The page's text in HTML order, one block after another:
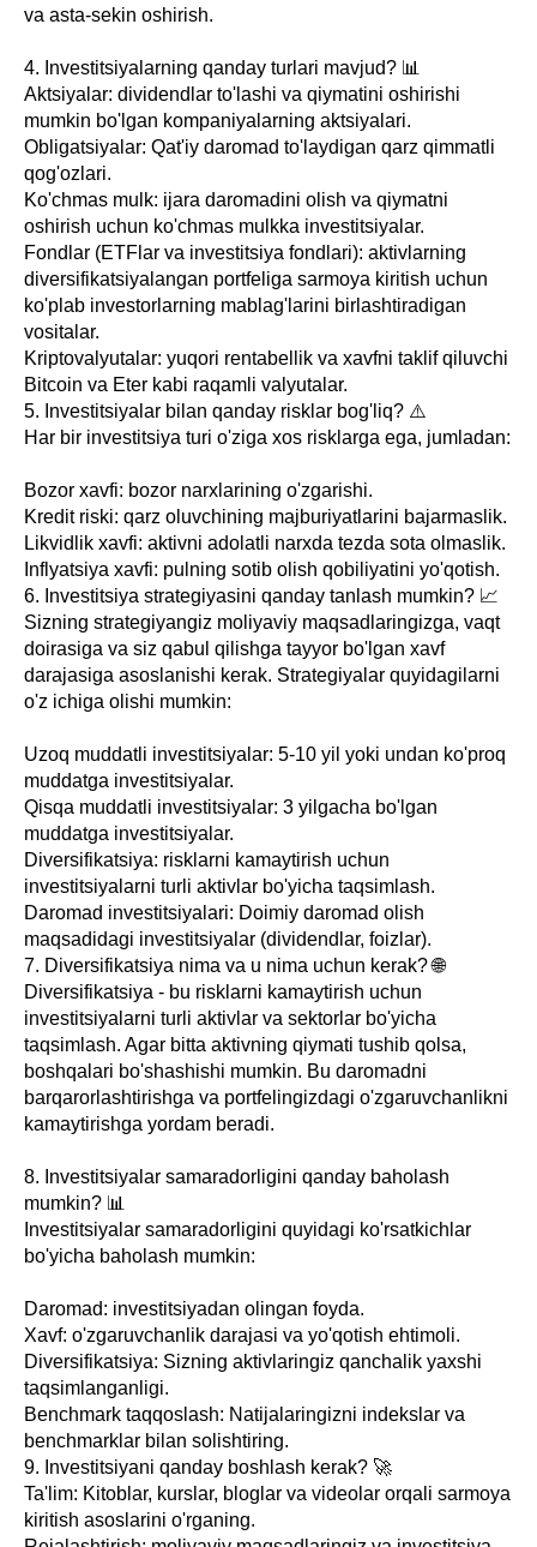
va asta-sekin oshirish.
4. Investitsiyalarning qanday turlari mavjud? 📊
Aktsiyalar: dividendlar to'lashi va qiymatini oshirishi
mumkin bo'lgan kompaniyalarning aktsiyalari.
Obligatsiyalar: Qat'iy daromad to'laydigan qarz qimmatli
qog'ozlari.
Ko'chmas mulk: ijara daromadini olish va qiymatni
oshirish uchun ko'chmas mulkka investitsiyalar.
Fondlar (ETFlar va investitsiya fondlari): aktivlarning
diversifikatsiyalangan portfeliga sarmoya kiritish uchun
ko'plab investorlarning mablag'larini birlashtiradigan
vositalar.
Kriptovalyutalar: yuqori rentabellik va xavfni taklif qiluvchi
Bitcoin va Eter kabi raqamli valyutalar.
5. Investitsiyalar bilan qanday risklar bog'liq? ⚠️
Har bir investitsiya turi o'ziga xos risklarga ega, jumladan:
Bozor xavfi: bozor narxlarining o'zgarishi.
Kredit riski: qarz oluvchining majburiyatlarini bajarmaslik.
Likvidlik xavfi: aktivni adolatli narxda tezda sota olmaslik.
Inflyatsiya xavfi: pulning sotib olish qobiliyatini yo'qotish.
6. Investitsiya strategiyasini qanday tanlash mumkin? 📈
Sizning strategiyangiz moliyaviy maqsadlaringizga, vaqt
doirasiga va siz qabul qilishga tayyor bo'lgan xavf
darajasiga asoslanishi kerak. Strategiyalar quyidagilarni
o'z ichiga olishi mumkin:
Uzoq muddatli investitsiyalar: 5-10 yil yoki undan ko'proq
muddatga investitsiyalar.
Qisqa muddatli investitsiyalar: 3 yilgacha bo'lgan
muddatga investitsiyalar.
Diversifikatsiya: risklarni kamaytirish uchun
investitsiyalarni turli aktivlar bo'yicha taqsimlash.
Daromad investitsiyalari: Doimiy daromad olish
maqsadidagi investitsiyalar (dividendlar, foizlar).
7. Diversifikatsiya nima va u nima uchun kerak? 🌐
Diversifikatsiya - bu risklarni kamaytirish uchun
investitsiyalarni turli aktivlar va sektorlar bo'yicha
taqsimlash. Agar bitta aktivning qiymati tushib qolsa,
boshqalari bo'shashishi mumkin. Bu daromadni
barqarorlashtirishga va portfelingizdagi o'zgaruvchanlikni
kamaytirishga yordam beradi.
8. Investitsiyalar samaradorligini qanday baholash
mumkin? 📊
Investitsiyalar samaradorligini quyidagi ko'rsatkichlar
bo'yicha baholash mumkin:
Daromad: investitsiyadan olingan foyda.
Xavf: o'zgaruvchanlik darajasi va yo'qotish ehtimoli.
Diversifikatsiya: Sizning aktivlaringiz qanchalik yaxshi
taqsimlanganligi.
Benchmark taqqoslash: Natijalaringizni indekslar va
benchmarklar bilan solishtiring.
9. Investitsiyani qanday boshlash kerak? 🚀
Ta'lim: Kitoblar, kurslar, bloglar va videolar orqali sarmoya
kiritish asoslarini o'rganing.